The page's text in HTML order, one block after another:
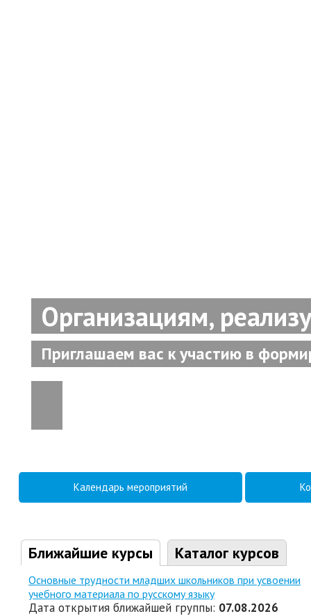
Организациям,
Приглашаем вас к участию в
Календарь мероприятий
Ближайшие курсы Каталог курсов
Основные трудности младших школьников при усвоении
учебного материала по русскому языку
Дата открытия ближайшей группы: 07.08.2026